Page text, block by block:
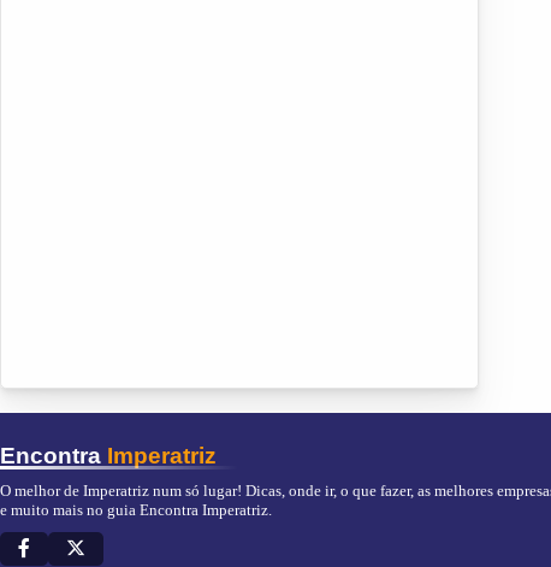
Encontra Imperatriz
O melhor de Imperatriz num só lugar! Dicas, onde ir, o que fazer, as melhores
e muito mais no guia Encontra Imperatriz.